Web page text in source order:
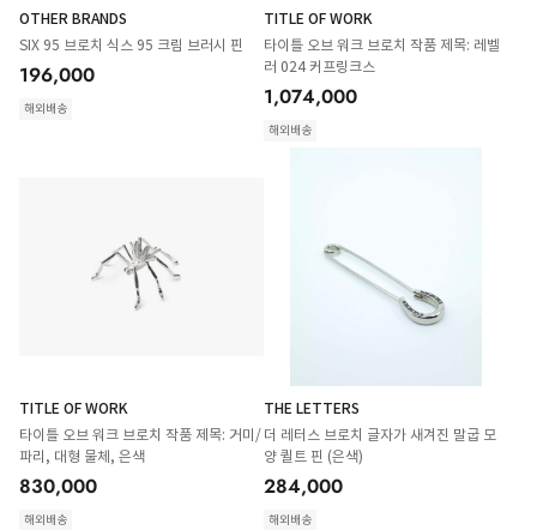
OTHER BRANDS
SIX 95 브로치 식스 95 크림 브러시 핀
196,000
해외배송
TITLE OF WORK
타이틀 오브 워크 브로치 작품 제목: 레벨
러 024 커프링크스
1,074,000
해외배송
TITLE OF WORK
타이틀 오브 워크 브로치 작품 제목: 거미/
파리, 대형 물체, 은색
830,000
해외배송
THE LETTERS
더 레터스 브로치 글자가 새겨진 말굽 모
양 퀼트 핀 (은색)
284,000
해외배송